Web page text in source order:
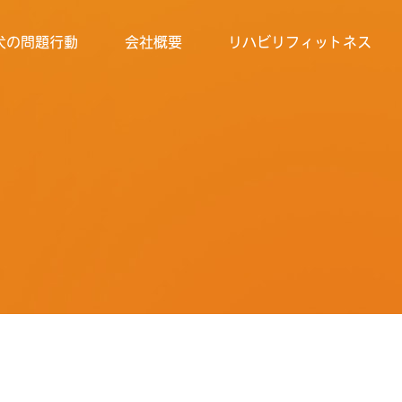
の問題行動 会社概要 リハビリフィットネス